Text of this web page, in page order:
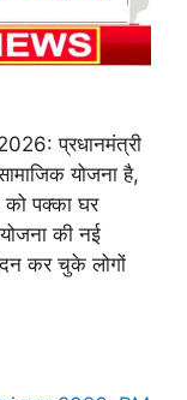
प्रधानमंत्री
योजना है,
को पक्का घर
की नई
कर चुके लोगों